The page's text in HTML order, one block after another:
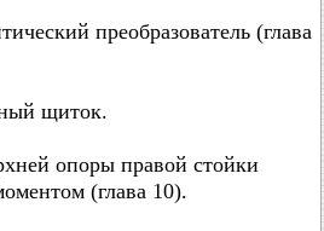
преобразователь (глава
щиток.
опоры правой стойки
(глава 10).